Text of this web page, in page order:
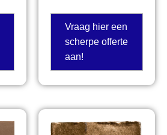
Vraag hier een
scherpe offerte
aan!